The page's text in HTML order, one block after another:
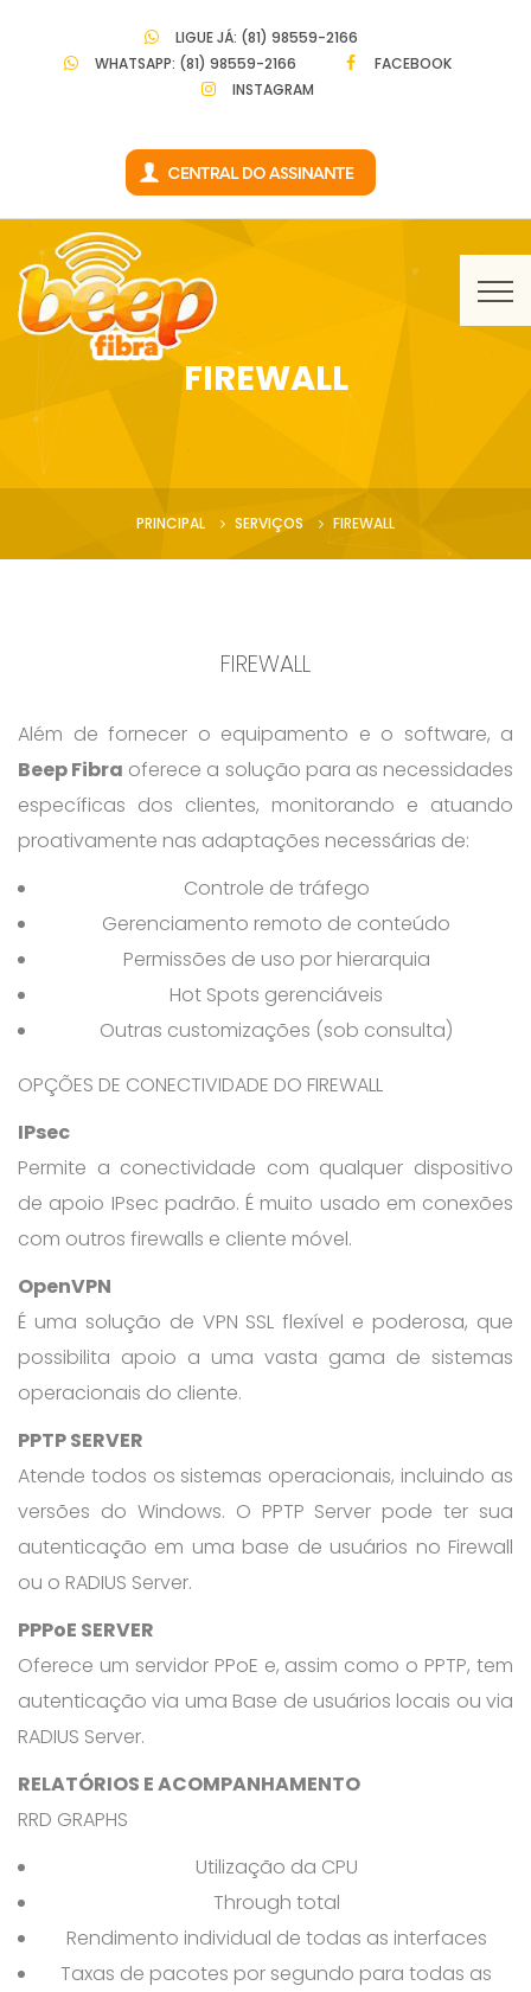
LIGUE JÁ: (81) 98559-2166
WHATSAPP: (81) 98559-2166
FACEBOOK
INSTAGRAM
FIREWALL
PRINCIPAL SERVIÇOS FIREWALL
FIREWALL
Além de fornecer o equipamento e o software, a
Beep Fibra oferece a solução para as necessidades
específicas dos clientes, monitorando e atuando
proativamente nas adaptações necessárias de:
Controle de tráfego
Gerenciamento remoto de conteúdo
Permissões de uso por hierarquia
Hot Spots gerenciáveis
Outras customizações (sob consulta)
OPÇÕES DE CONECTIVIDADE DO FIREWALL
IPsec
Permite a conectividade com qualquer dispositivo
de apoio IPsec padrão. É muito usado em conexões
com outros firewalls e cliente móvel.
OpenVPN
É uma solução de VPN SSL flexível e poderosa, que
possibilita apoio a uma vasta gama de sistemas
operacionais do cliente.
PPTP SERVER
Atende todos os sistemas operacionais, incluindo as
versões do Windows. O PPTP Server pode ter sua
autenticação em uma base de usuários no Firewall
ou o RADIUS Server.
PPPoE SERVER
Oferece um servidor PPoE e, assim como o PPTP, tem
autenticação via uma Base de usuários locais ou via
RADIUS Server.
RELATÓRIOS E ACOMPANHAMENTO
RRD GRAPHS
Utilização da CPU
Through total
Rendimento individual de todas as interfaces
Taxas de pacotes por segundo para todas as